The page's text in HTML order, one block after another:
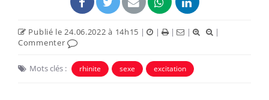
Publié le 24.06.2022 à 14h15 | | | |
|
Commenter
Mots clés : rhinite sexe excitation